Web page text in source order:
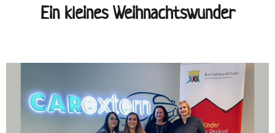
Ein kleines Weihnachtswunder